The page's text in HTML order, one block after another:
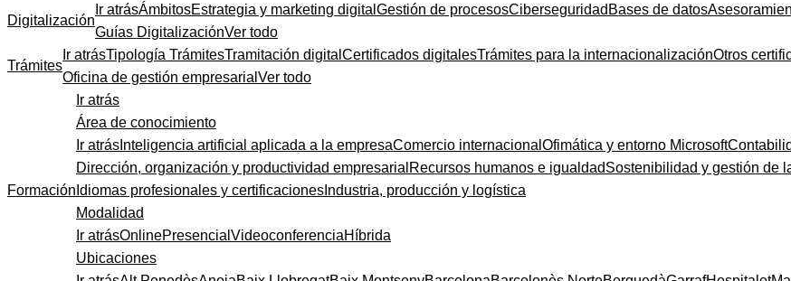
Digitalización
Ir atrásÁmbitosEstrategia y marketing digital Gestión de procesosCiberseguridad Bases de datos
Guías DigitalizaciónVer todo
Trámites
Ir atrásTipología TrámitesTramitación digital Certificados digitalesTrámites para la internacionalizaciónOtros
Oficina de gestión empresarial Ver todo
Formación
Ir atrás
Área de conocimiento
Ir atrás Inteligencia artificial aplicada a la empresaComercio internacional Ofimática y entorno Microsoft
Dirección, organización y productividad empresarial Recursos humanos e igualdadSostenibilidad y gestión de
Idiomas profesionales y certificaciones Industria, producción y logística
Modalidad
Ir atrásOnlinePresencial VideoconferenciaHíbrida
Ubicaciones